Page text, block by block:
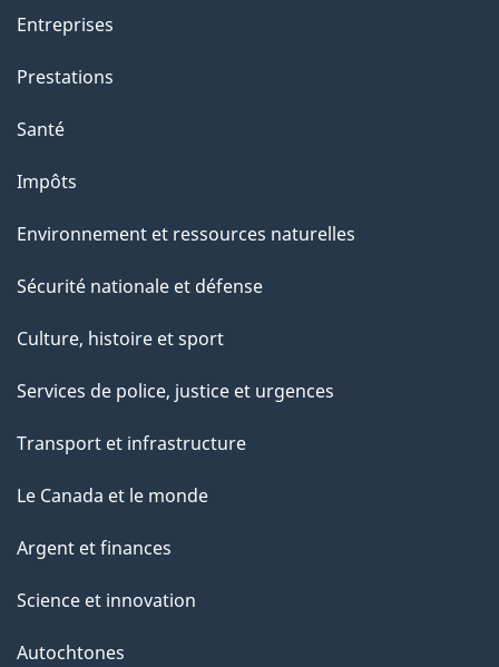
Entreprises
Prestations
Santé
Impôts
Environnement et ressources naturelles
Sécurité nationale et défense
Culture, histoire et sport
Services de police, justice et urgences
Transport et infrastructure
Le Canada et le monde
Argent et finances
Science et innovation
Autochtones